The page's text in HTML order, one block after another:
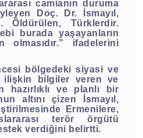
camianın duruma
Doç. Dr. İsmayıl,
Öldürülen, Türklerdir.
burada yaşayanların
olmasıdır.” ifadelerini
bölgedeki siyasi ve
ilişkin bilgiler veren ve
hazırlıklı ve planlı bir
altını çizen İsmayıl,
Ermenilere,
terör örgütü
verdiğini belirtti.